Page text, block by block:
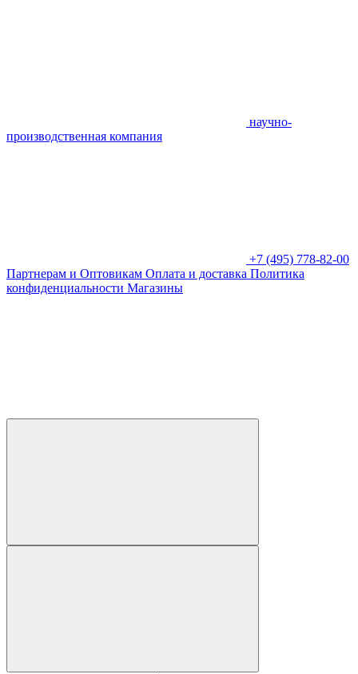
научно-
производственная компания
+7 (495) 778-82-00
Партнерам и Оптовикам Оплата и доставка Политика
конфиденциальности Магазины